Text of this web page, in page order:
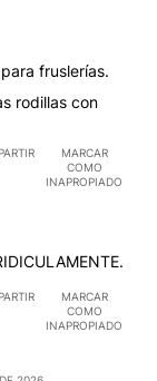
fruslerías.
rodillas con
MARCAR
COMO
INAPROPIADO
MARCAR
COMO
INAPROPIADO